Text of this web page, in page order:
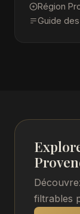
Région
Guide
filtrables